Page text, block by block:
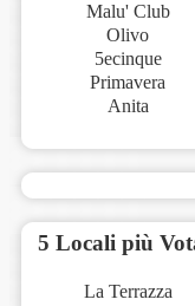
Malu' Club
Olivo
5ecinque
Primavera
Anita
5 Locali più
La Terrazza